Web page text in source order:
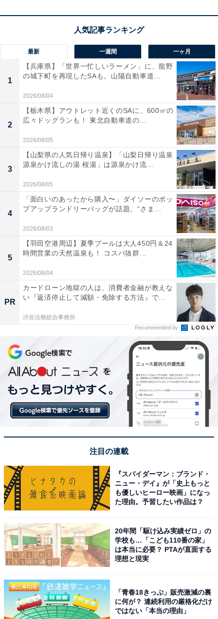
1位：双眼鏡 ライブ用 20倍 オペラグラス 【超軽量·
お子様や女性に最適】双眼鏡 スポーツ観戦用 双眼鏡
コンサート 防振 軽量 小型 防水 倍率調整可能 ライ
ブ/オペラ/観劇/スポーツ観戦/登山/旅行/アウトドア/
野鳥観察 ネックストラップ 収納ケース付き 日本語説
明書
2位：【Amazon.co.jp限定】双眼鏡 20倍 オペラグラ
ス ライブ用 コンサート用 【業界先端BAK4光学レン
ズ&FMC多層コーティング】超軽量·防振 生活防水 眼
鏡対応 ネックストラップ·収納ケース付き 野鳥観察/
スポーツ観戦にも最適
3位：【眼科医ｘ東大卒の工学博士が開発】 双眼鏡
ライブ用 10倍 オペラグラス コンサート用 スポーツ
観戦用 超軽量 140g 【日本ブランド】 Ruxis (ホワイ
ト)
4位：双眼鏡 ライブ用 20倍【業界先端BAK4光学レン
ズ&FMC多層コーティング】 オペラグラス 25mm口
径 防振 超精密成膜加工 高い集光力 明るさ 99.5%透
過率 超軽量 小型 生活防水 眼鏡対応 コンサート/スポ
ーツ観戦用/野鳥観察/推し活 ネックストラップ 収納
ケース付き 子ども/女性適用
Besecou 双眼鏡 ライブ用 20倍【新アップグレード50mm
口径&FMC多層コーティング】 ドーム 大口径 防振 超精密
成膜加工 高い集光力 明るさ 99.5%透過率 超軽量 小型 生
活防水 眼鏡対応 コンサート/スポーツ観戦用/野鳥観察/天
体観測 ネックストラップ 収納ケース付き ダークパープル
5位：FOYOU 双眼鏡 ライブ用 20倍 オペラグラス 観
劇 双眼鏡 倍率調整可能 双眼鏡 コンサート用 防振 軽
量 小型 防水 ライブ用/コンサート/スポーツ観戦用
【超軽量·お子様や女性に最適】 日本語説明書つき
最新 一週間 一ヶ月
1
【兵庫県】「世界一忙しいラーメン」に、龍野
の城下町を再現したSAも。山陽自動車道...
2026/08/04
2
【栃木県】アウトレット近くのSAに、600㎡の
広々ドッグランも！ 東北自動車道の...
2026/08/05
3
【山梨県の人気日帰り温泉】「山梨日帰り温泉
源泉かけ流しの湯 桜湯」は源泉かけ流...
2026/08/05
4
「面白いのあったから購入〜」ダイソーのポッ
プアップランドリーバッグが話題。“さま...
2026/08/03
5
【羽田空港周辺】夏季プールは大人450円＆24
時間営業の天然温泉も！ コスパ抜群...
2026/08/04
PR
カードローン地獄の人は、消費者金融が教えな
い『返済停止して減額・免除する方法』で...
渋谷法務総合事務所
Recommended by
注目の連載
『スパイダーマン：ブランド・
ニュー・デイ』が「史上もっと
も優しいヒーロー映画」になっ
た理由。予習したい作品は？
20年間「駆け込み実績ゼロ」の
学校も…「こども110番の家」
は本当に必要？ PTAが直面する
理想と現実
「青春18きっぷ」販売激減の裏
に何が？ 連続利用の厳格化だけ
ではない「本当の理由」